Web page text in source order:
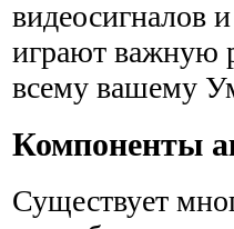
видеосигналов
играют важную
всему вашему
Компоненты
Существует